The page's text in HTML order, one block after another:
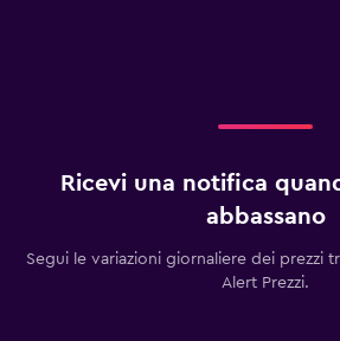
Ricevi una notifica
abbassano
Segui le variazioni giornaliere dei prezzi
Alert Prezzi.